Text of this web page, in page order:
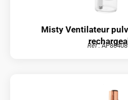
Misty Ventilateur
Réf :